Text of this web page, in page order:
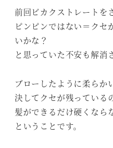
前回ビカクストレートを
ピンピンではない＝クセ
いかな？
と思っていた不安も解消
ブローしたように柔らか
決してクセが残っている
髪ができるだけ硬くなら
ということです。